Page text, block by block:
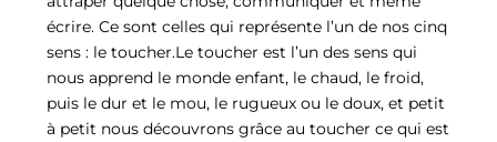
écrire. Ce sont celles qui représente l’un de nos cinq
sens : le toucher.Le toucher est l’un des sens qui
nous apprend le monde enfant, le chaud, le froid,
puis le dur et le mou, le rugueux ou le doux, et petit
à petit nous découvrons grâce au toucher ce qui est